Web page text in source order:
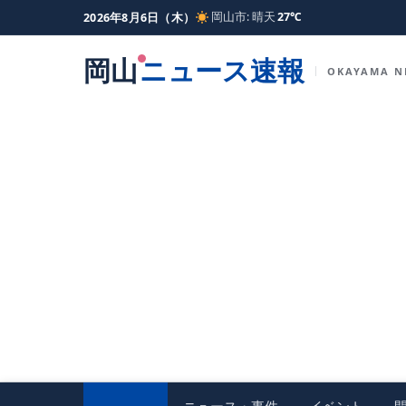
2026年8月6日（木） 岡山市: 晴天27℃
岡山ニュース速報 OKAYAMA